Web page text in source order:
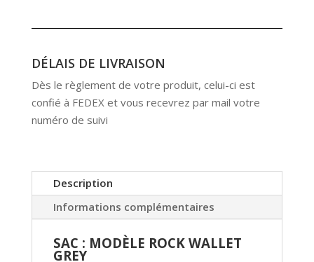
DÉLAIS DE LIVRAISON
Dès le règlement de votre produit, celui-ci est
confié à FEDEX et vous recevrez par mail votre
numéro de suivi
Description
Informations complémentaires
SAC : MODÈLE ROCK WALLET
GREY